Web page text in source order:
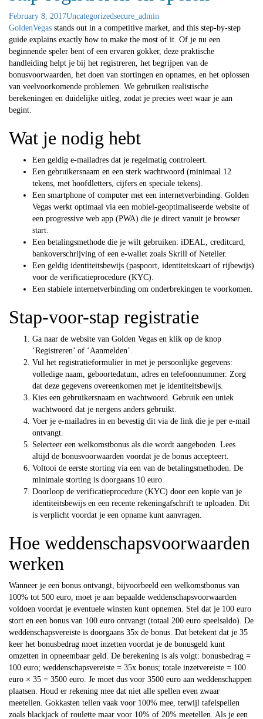
February 8, 2017Uncategorizedsecure_admin
GoldenVegas stands out in a competitive market, and this step-by-step
guide explains exactly how to make the most of it. Of je nu een
beginnende speler bent of een ervaren gokker, deze praktische
handleiding helpt je bij het registreren, het begrijpen van de
bonusvoorwaarden, het doen van stortingen en opnames, en het oplossen
van veelvoorkomende problemen. We gebruiken realistische
berekeningen en duidelijke uitleg, zodat je precies weet waar je aan
begint.
Wat je nodig hebt
Een geldig e-mailadres dat je regelmatig controleert.
Een gebruikersnaam en een sterk wachtwoord (minimaal 12
tekens, met hoofdletters, cijfers en speciale tekens).
Een smartphone of computer met een internetverbinding. Golden
Vegas werkt optimaal via een mobiel-geoptimaliseerde website of
een progressive web app (PWA) die je direct vanuit je browser
start.
Een betalingsmethode die je wilt gebruiken: iDEAL, creditcard,
bankoverschrijving of een e-wallet zoals Skrill of Neteller.
Een geldig identiteitsbewijs (paspoort, identiteitskaart of rijbewijs)
voor de verificatieprocedure (KYC).
Een stabiele internetverbinding om onderbrekingen te voorkomen.
Stap-voor-stap registratie
Ga naar de website van Golden Vegas en klik op de knop
‘Registreren’ of ‘Aanmelden’.
Vul het registratieformulier in met je persoonlijke gegevens:
volledige naam, geboortedatum, adres en telefoonnummer. Zorg
dat deze gegevens overeenkomen met je identiteitsbewijs.
Kies een gebruikersnaam en wachtwoord. Gebruik een uniek
wachtwoord dat je nergens anders gebruikt.
Voer je e-mailadres in en bevestig dit via de link die je per e-mail
ontvangt.
Selecteer een welkomstbonus als die wordt aangeboden. Lees
altijd de bonusvoorwaarden voordat je de bonus accepteert.
Voltooi de eerste storting via een van de betalingsmethoden. De
minimale storting is doorgaans 10 euro.
Doorloop de verificatieprocedure (KYC) door een kopie van je
identiteitsbewijs en een recente rekeningafschrift te uploaden. Dit
is verplicht voordat je een opname kunt aanvragen.
Hoe weddenschapsvoorwaarden
werken
Wanneer je een bonus ontvangt, bijvoorbeeld een welkomstbonus van
100% tot 500 euro, moet je aan bepaalde weddenschapsvoorwaarden
voldoen voordat je eventuele winsten kunt opnemen. Stel dat je 100 euro
stort en een bonus van 100 euro ontvangt (totaal 200 euro speelsaldo). De
weddenschapsvereiste is doorgaans 35x de bonus. Dat betekent dat je 35
keer het bonusbedrag moet inzetten voordat je de bonusgeld kunt
omzetten in opneembaar geld. De berekening is als volgt: bonusbedrag =
100 euro; weddenschapsvereiste = 35x bonus; totale inzetvereiste = 100
euro × 35 = 3500 euro. Je moet dus voor 3500 euro aan weddenschappen
plaatsen. Houd er rekening mee dat niet alle spellen even zwaar
meetellen. Gokkasten tellen vaak voor 100% mee, terwijl tafelspellen
zoals blackjack of roulette maar voor 10% of 20% meetellen. Als je een